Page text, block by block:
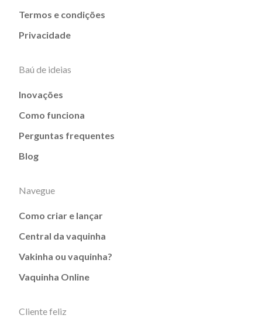
Termos e condições
Privacidade
Baú de ideias
Inovações
Como funciona
Perguntas frequentes
Blog
Navegue
Como criar e lançar
Central da vaquinha
Vakinha ou vaquinha?
Vaquinha Online
Cliente feliz